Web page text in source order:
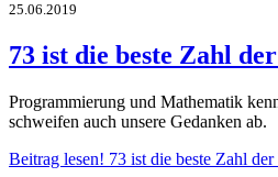
25.06.2019
73 ist die beste Zahl
Programmierung und Mathematik
schweifen auch unsere Gedanken ab.
Beitrag lesen! 73 ist die beste Zahl